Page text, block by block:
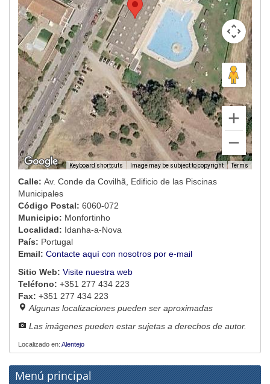
Keyboard shortcuts Image may be subject to copyright Terms
Calle: Av. Conde da Covilhã, Edificio de las Piscinas
Municipales
Código Postal: 6060-072
Municipio: Monfortinho
Localidad: Idanha-a-Nova
País: Portugal
Email: Contacte aquí con nosotros por e-mail
Sitio Web: Visite nuestra web
Teléfono: +351 277 434 223
Fax: +351 277 434 223
Algunas localizaciones pueden ser aproximadas
Las imágenes pueden estar sujetas a derechos de autor.
Localizado en: Alentejo
Menú principal